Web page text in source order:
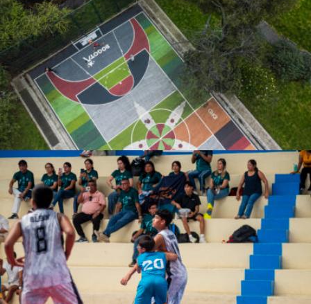
Javier Segura
Jose De la Cruz Rodriguez